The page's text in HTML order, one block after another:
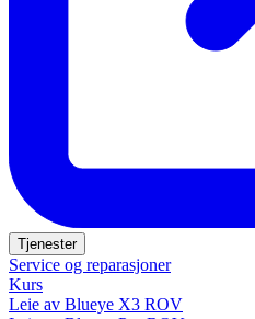
Tjenester
Service og reparasjoner
Kurs
Leie av Blueye X3 ROV